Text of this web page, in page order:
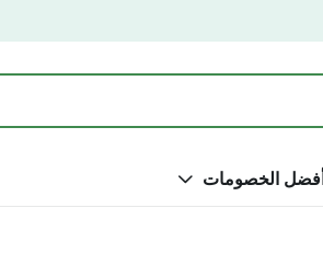
أفضل الخصومات